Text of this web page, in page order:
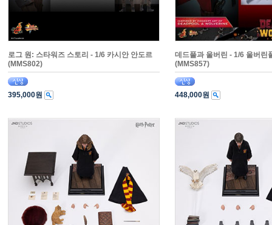
로그 원: 스타워즈 스토리 - 1/6 카시안 안도르
(MMS802)
395,000원
데드풀과 울버린 - 1/6 울버린
(MMS857)
448,000원